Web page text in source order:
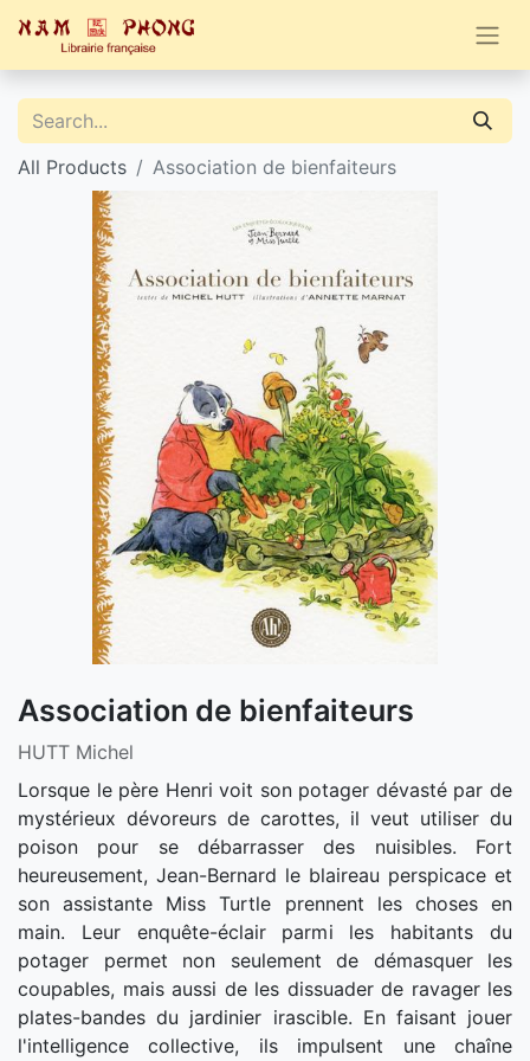
All Products Association de bienfaiteurs
Association de bienfaiteurs
HUTT Michel
Lorsque le père Henri voit son potager dévasté par de
mystérieux dévoreurs de carottes, il veut utiliser du
poison pour se débarrasser des nuisibles. Fort
heureusement, Jean-Bernard le blaireau perspicace et
son assistante Miss Turtle prennent les choses en
main. Leur enquête-éclair parmi les habitants du
potager permet non seulement de démasquer les
coupables, mais aussi de les dissuader de ravager les
plates-bandes du jardinier irascible. En faisant jouer
l'intelligence collective, ils impulsent une chaîne